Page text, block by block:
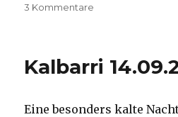
3 Kommentare
Kalbarri
Eine besonders kalte